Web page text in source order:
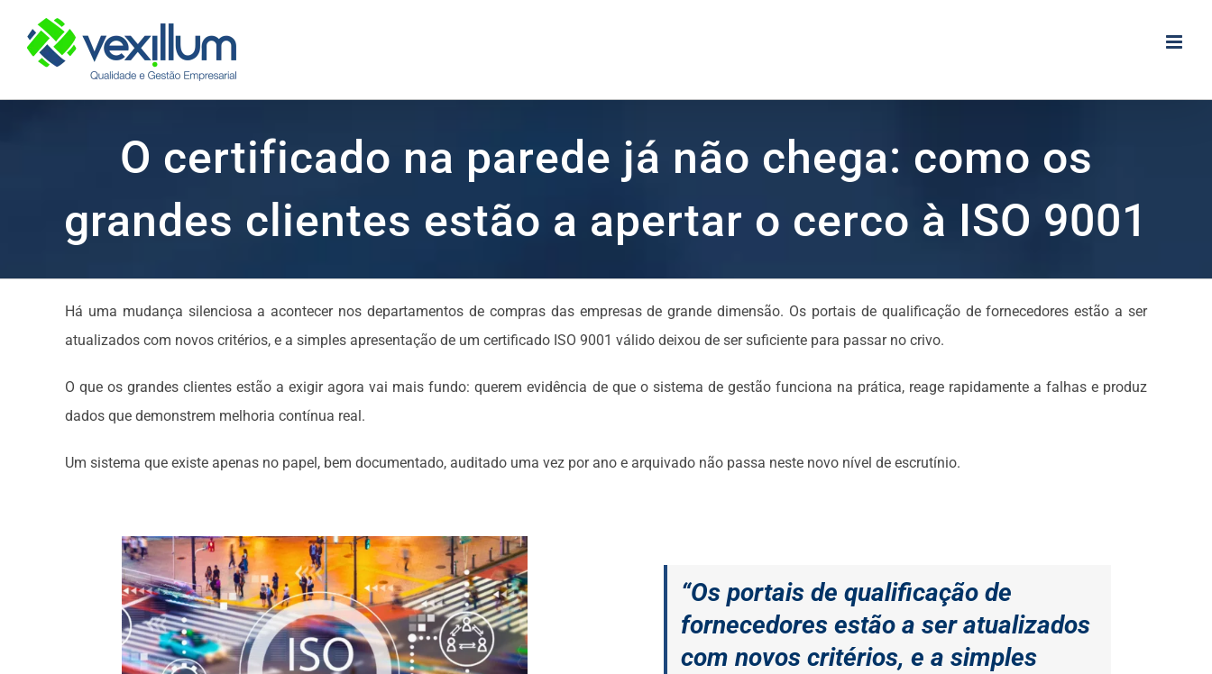
content
O certificado na parede já não chega: como os
grandes clientes estão a apertar o cerco à ISO 9001
Há uma mudança silenciosa a acontecer nos departamentos de compras das empresas de grande dimensão. Os portais de qualificação de fornecedores estão a ser
atualizados com novos critérios, e a simples apresentação de um certificado ISO 9001 válido deixou de ser suficiente para passar no crivo.
O que os grandes clientes estão a exigir agora vai mais fundo: querem evidência de que o sistema de gestão funciona na prática, reage rapidamente a falhas e produz
dados que demonstrem melhoria contínua real.
Um sistema que existe apenas no papel, bem documentado, auditado uma vez por ano e arquivado não passa neste novo nível de escrutínio.
“Os portais de qualificação de
fornecedores estão a ser atualizados
com novos critérios, e a simples